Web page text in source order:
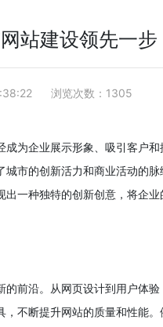
站建设领先一步
浏览次数：1305
成为企业展示形象、吸引客户
城市的创新活力和商业活动的
一种独特的创新创意，将企业
的前沿。从网页设计到用户体
，不断提升网站的质量和性能